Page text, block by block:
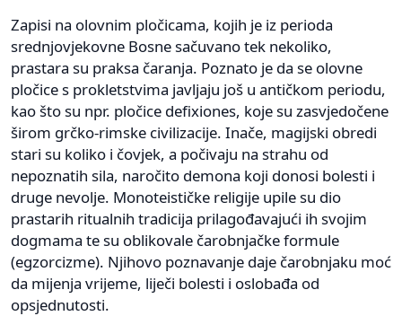
Zapisi na olovnim pločicama, kojih je iz perioda
srednjovjekovne Bosne sačuvano tek nekoliko,
prastara su praksa čaranja. Poznato je da se olovne
pločice s prokletstvima javljaju još u antičkom periodu,
kao što su npr. pločice defixiones, koje su zasvjedočene
širom grčko-rimske civilizacije. Inače, magijski obredi
stari su koliko i čovjek, a počivaju na strahu od
nepoznatih sila, naročito demona koji donosi bolesti i
druge nevolje. Monoteističke religije upile su dio
prastarih ritualnih tradicija prilagođavajući ih svojim
dogmama te su oblikovale čarobnjačke formule
(egzorcizme). Njihovo poznavanje daje čarobnjaku moć
da mijenja vrijeme, liječi bolesti i oslobađa od
opsjednutosti.